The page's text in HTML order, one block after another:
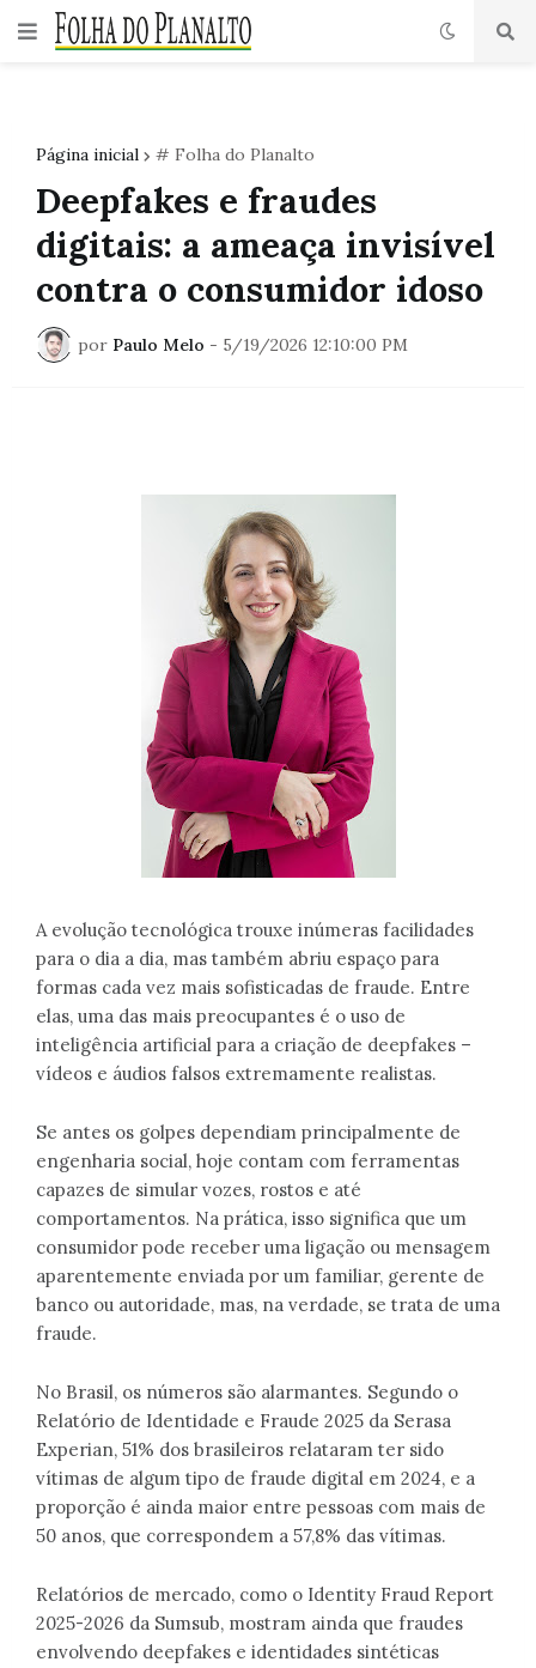
Página inicial # Folha do Planalto
Deepfakes e fraudes
digitais: a ameaça invisível
contra o consumidor idoso
por Paulo Melo - 5/19/2026 12:10:00 PM
A evolução tecnológica trouxe inúmeras facilidades
para o dia a dia, mas também abriu espaço para
formas cada vez mais sofisticadas de fraude. Entre
elas, uma das mais preocupantes é o uso de
inteligência artificial para a criação de deepfakes –
vídeos e áudios falsos extremamente realistas.
Se antes os golpes dependiam principalmente de
engenharia social, hoje contam com ferramentas
capazes de simular vozes, rostos e até
comportamentos. Na prática, isso significa que um
consumidor pode receber uma ligação ou mensagem
aparentemente enviada por um familiar, gerente de
banco ou autoridade, mas, na verdade, se trata de uma
fraude.
No Brasil, os números são alarmantes. Segundo o
Relatório de Identidade e Fraude 2025 da Serasa
Experian, 51% dos brasileiros relataram ter sido
vítimas de algum tipo de fraude digital em 2024, e a
proporção é ainda maior entre pessoas com mais de
50 anos, que correspondem a 57,8% das vítimas.
Relatórios de mercado, como o Identity Fraud Report
2025-2026 da Sumsub, mostram ainda que fraudes
envolvendo deepfakes e identidades sintéticas